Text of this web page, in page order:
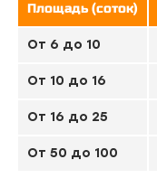
Площадь (соток)
От 6 до 10
От 10 до 16
От 16 до 25
От 50 до 100